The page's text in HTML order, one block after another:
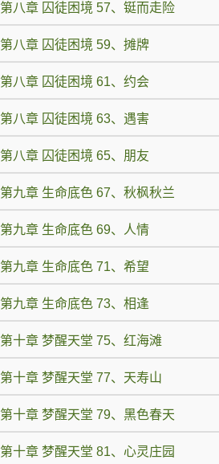
第八章 囚徒困境 57、铤而走险
第八章 囚徒困境 59、摊牌
第八章 囚徒困境 61、约会
第八章 囚徒困境 63、遇害
第八章 囚徒困境 65、朋友
第九章 生命底色 67、秋枫秋兰
第九章 生命底色 69、人情
第九章 生命底色 71、希望
第九章 生命底色 73、相逢
第十章 梦醒天堂 75、红海滩
第十章 梦醒天堂 77、天寿山
第十章 梦醒天堂 79、黑色春天
第十章 梦醒天堂 81、心灵庄园